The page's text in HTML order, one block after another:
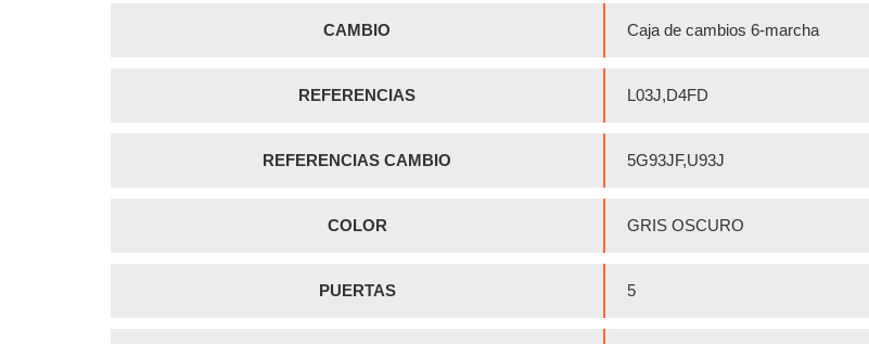
CAMBIO Caja de cambios 6-marcha
REFERENCIAS L03J,D4FD
REFERENCIAS CAMBIO 5G93JF,U93J
COLOR GRIS OSCURO
PUERTAS 5